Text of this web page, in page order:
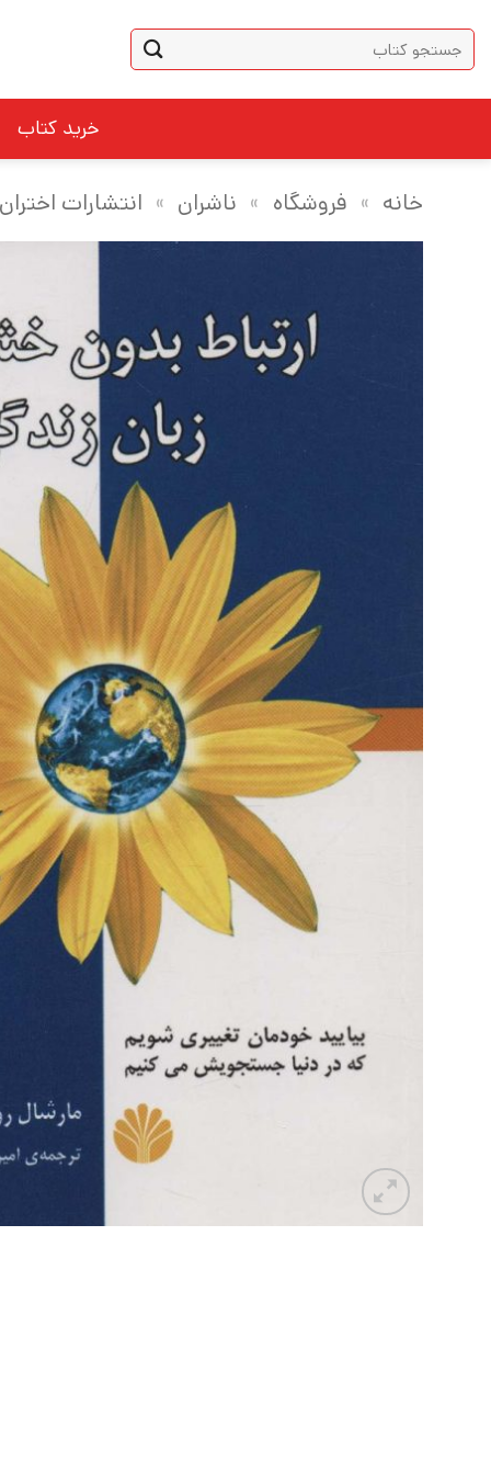
content
جستجو
برای:
خرید کتاب
خانه » فروشگاه » ناشران » انتشارات اختران